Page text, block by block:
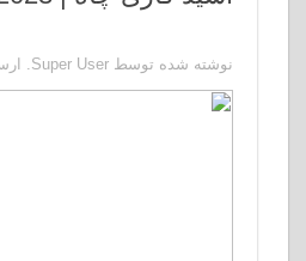
بهره برداری